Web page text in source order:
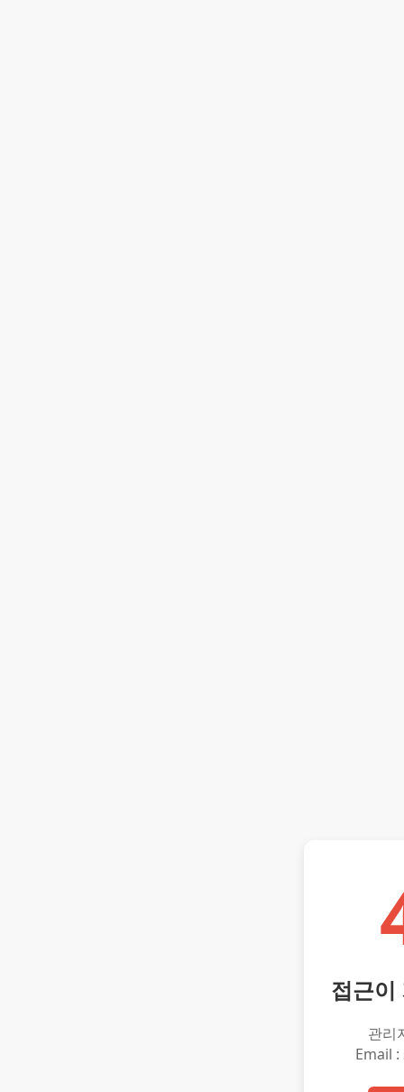
접근이
관리
Email